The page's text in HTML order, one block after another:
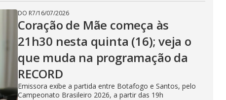
DO R7/16/07/2026
Coração de Mãe começa às
21h30 nesta quinta (16); veja o
que muda na programação da
RECORD
Emissora exibe a partida entre Botafogo e Santos, pelo
Campeonato Brasileiro 2026, a partir das 19h